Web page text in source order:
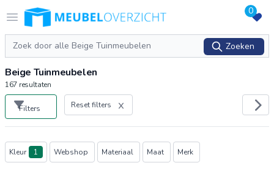
Open menu
Logo Meubeloverzicht.nl 0
Zoeken
Zoeken
Beige Tuinmeubelen
167 resultaten
Filters Reset filters
Producten
Kleur 1 Webshop Materiaal Maat Merk